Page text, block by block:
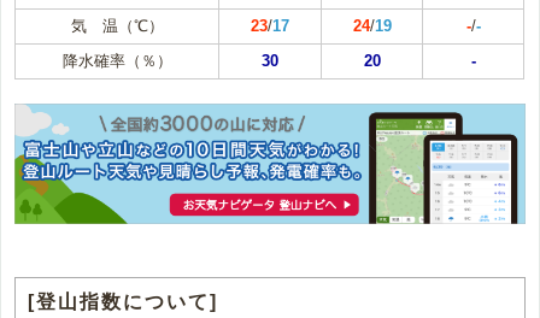
気 温（℃） 23/17 24/19 -/-
降水確率（％）
30 20 -
[登山指数について]